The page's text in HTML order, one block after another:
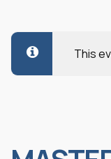
This